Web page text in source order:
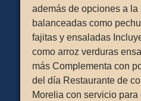
además de opciones a la
balanceadas como
fajitas y ensaladas
como arroz verduras
más Complementa con
del día Restaurante de
Morelia con servicio